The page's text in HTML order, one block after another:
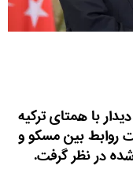
با همتای ترکیه
بین مسکو و
شده در نظر گرفت.